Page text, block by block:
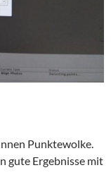
Punktewolke.
gute Ergebnisse mit